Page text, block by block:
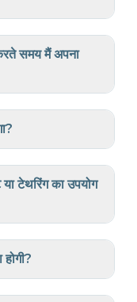
समय मैं अपना
टेथरिंग का उपयोग